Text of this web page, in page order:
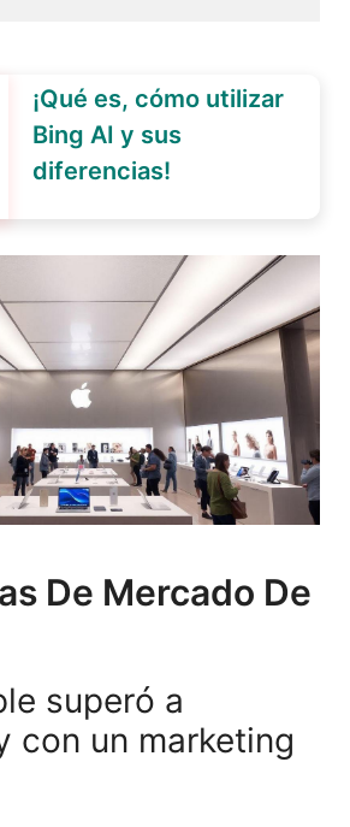
¡Qué es, cómo utilizar
Bing AI y sus
diferencias!
De Mercado De
superó a
con un marketing